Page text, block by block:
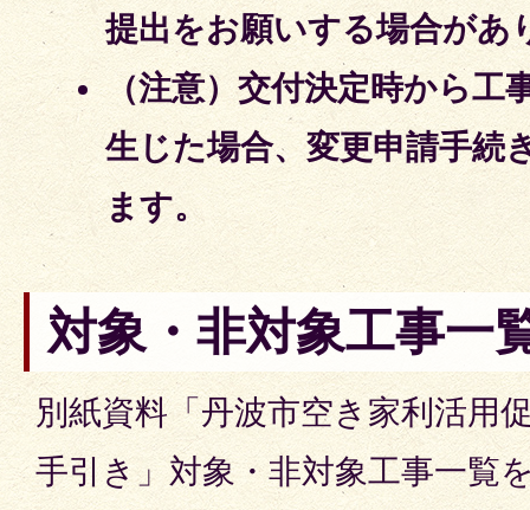
提出をお願いする場合があ
（注意）交付決定時から工
生じた場合、変更申請手続
ます。
対象・非対象工事一
別紙資料「丹波市空き家利活用
手引き」対象・非対象工事一覧